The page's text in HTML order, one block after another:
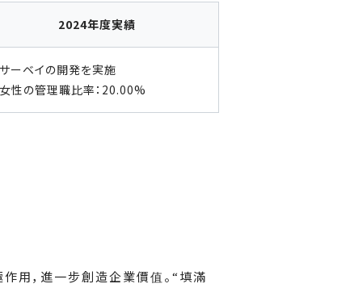
2024年度実績
ーベイの開発を実施
性の管理職比率：20.00%
用，進一步創造企業價值。“填滿